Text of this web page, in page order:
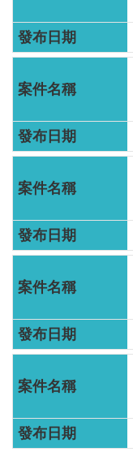
專
網
政
網
資
料
開
放
宣
告
隱
權
保